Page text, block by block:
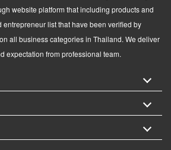
website platform that including products and
entrepreneur list that have been verified by
all business categories in Thailand. We deliver
expectation from professional team.